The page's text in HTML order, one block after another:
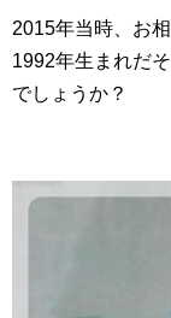
2015年当時、お
1992年生まれだ
でしょうか？